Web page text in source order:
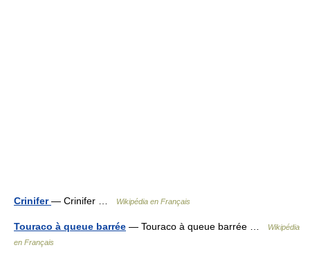
Crinifer— Crinifer … Wikipédia en Français
Touraco à queue barrée — Touraco à queue barrée …
Wikipédia
en Français